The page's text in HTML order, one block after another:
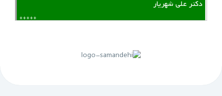
دکتر علی شهریار
*****